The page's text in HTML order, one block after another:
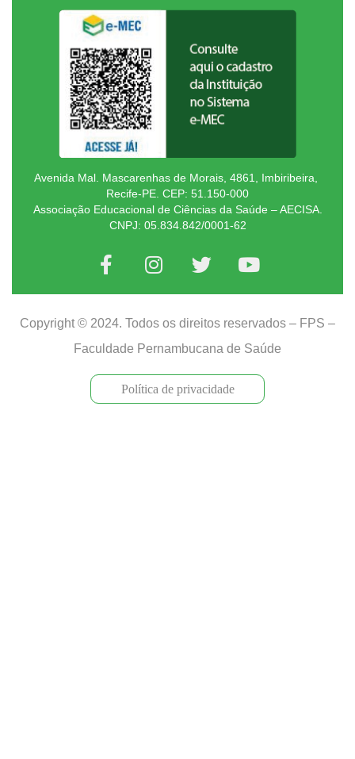
Avenida Mal. Mascarenhas de Morais, 4861, Imbiribeira,
Recife-PE. CEP: 51.150-000
Associação Educacional de Ciências da Saúde – AECISA.
CNPJ: 05.834.842/0001-62
Copyright © 2024. Todos os direitos reservados – FPS –
Faculdade Pernambucana de Saúde
Política de privacidade